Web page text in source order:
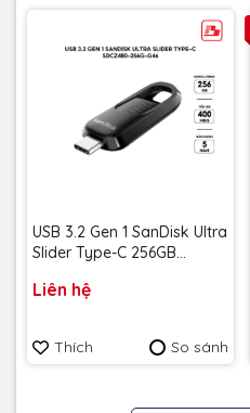
USB 3.2 Gen 1 SanDisk Ultra
Slider Type-C 256GB
G46 - Bảo hành 5 năm
Liên hệ
Thích So sánh